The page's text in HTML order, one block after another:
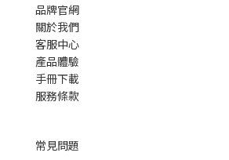
品牌官網
關於我們
客服中心
產品體驗
手冊下載
服務條款
常見問題